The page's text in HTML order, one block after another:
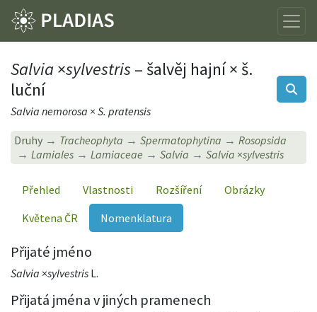
Salvia×sylvestris – šalvěj hajní × š.
luční
Salvia nemorosa × S. pratensis
Druhy Tracheophyta Spermatophytina
Rosopsida
Lamiales
Lamiaceae Salvia Salvia ×sylvestris
Přehled Vlastnosti Rozšíření
Obrázky
Květena ČR
Nomenklatura
Přijaté jméno
Salvia ×sylvestris L.
Přijatá jména v jiných pramenech